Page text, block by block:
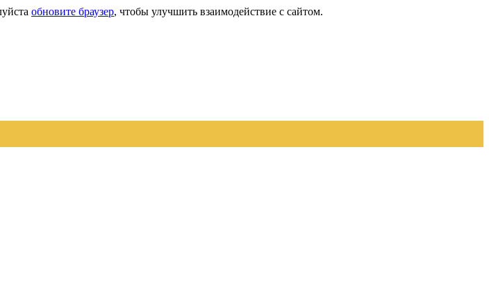
обновите браузер, чтобы улучшить взаимодействие с сайтом.